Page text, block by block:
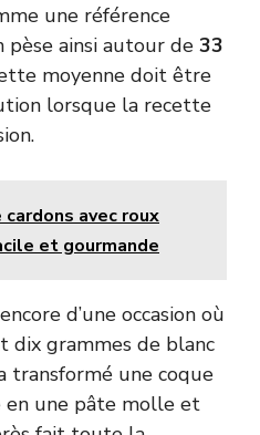
une référence
pèse ainsi autour de 33
moyenne doit être
lorsque la recette
cardons avec roux
et gourmande
d’une occasion où
dix grammes de blanc
transformé une coque
en une pâte molle et